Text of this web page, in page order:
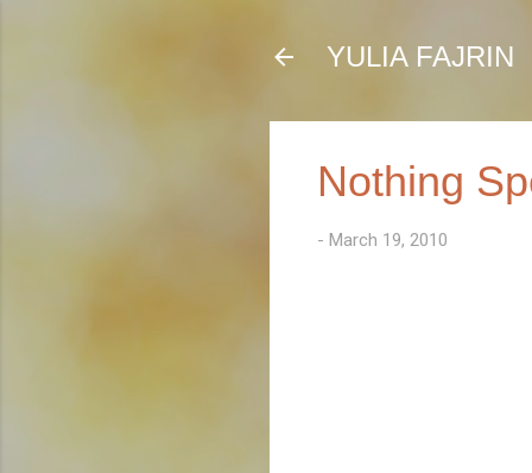
YULIA FAJRIN
Nothing
- March 19, 2010